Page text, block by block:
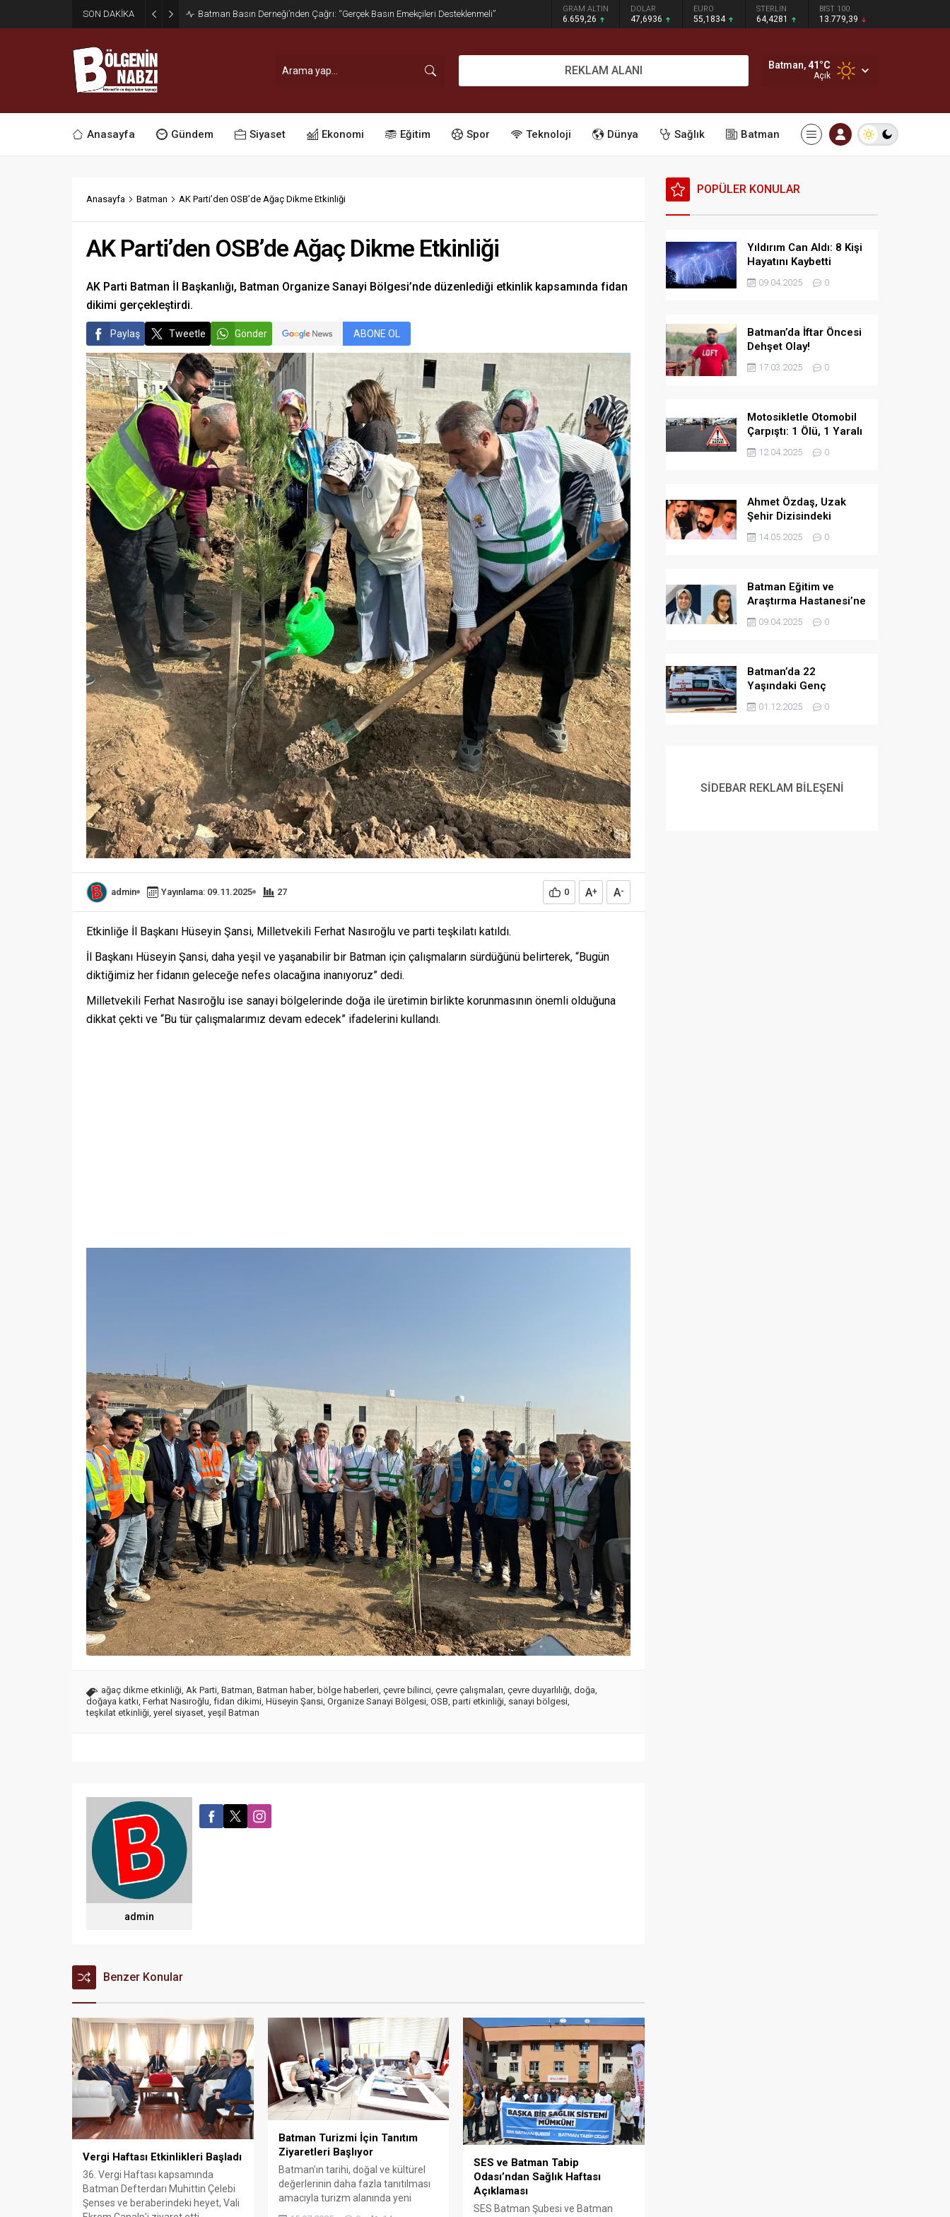
SON DAKİKA Zabıta Ekiplerinden Yol ve Kaldırım İşgaline Geçit Yok! GRAM ALTIN
6.659,26
DOLAR
47,6936
EURO
55,1834
STERLİN
64,4281
BIST 100
13.779,39
REKLAM ALANI Batman,41°C
Açık
Anasayfa Gündem Siyaset Ekonomi Eğitim Spor Teknoloji Dünya Sağlık Batman
Anasayfa Batman AK Parti’den OSB’de Ağaç Dikme Etkinliği
AK Parti’den OSB’de Ağaç Dikme Etkinliği
AK Parti Batman İl Başkanlığı, Batman Organize Sanayi Bölgesi’nde düzenlediği etkinlik kapsamında fidan
dikimi gerçekleştirdi.
Paylaş Tweetle Gönder ABONE OL
admin Yayınlama: 09.11.2025 27 0 A+ A-
Etkinliğe İl Başkanı Hüseyin Şansi, Milletvekili Ferhat Nasıroğlu ve parti teşkilatı katıldı.
İl Başkanı Hüseyin Şansi, daha yeşil ve yaşanabilir bir Batman için çalışmaların sürdüğünü belirterek, “Bugün
diktiğimiz her fidanın geleceğe nefes olacağına inanıyoruz” dedi.
Milletvekili Ferhat Nasıroğlu ise sanayi bölgelerinde doğa ile üretimin birlikte korunmasının önemli olduğuna
dikkat çekti ve “Bu tür çalışmalarımız devam edecek” ifadelerini kullandı.
ağaç dikme etkinliği, Ak Parti, Batman, Batman haber, bölge haberleri, çevre bilinci, çevre çalışmaları, çevre duyarlılığı, doğa,
doğaya katkı, Ferhat Nasıroğlu, fidan dikimi, Hüseyin Şansi, Organize Sanayi Bölgesi, OSB, parti etkinliği, sanayi bölgesi,
teşkilat etkinliği, yerel siyaset, yeşil Batman
admin
Benzer Konular
Vergi Haftası Etkinlikleri Başladı
36. Vergi Haftası kapsamında
Batman Defterdarı Muhittin Çelebi
Şenses ve beraberindeki heyet, Vali
Batman Turizmi İçin Tanıtım
Ziyaretleri Başlıyor
Batman’ın tarihi, doğal ve kültürel
değerlerinin daha fazla tanıtılması
amacıyla turizm alanında yeni
SES ve Batman Tabip
Odası’ndan Sağlık Haftası
Açıklaması
SES Batman Şubesi ve Batman
POPÜLER KONULAR
Yıldırım Can Aldı: 8 Kişi
Hayatını Kaybetti
09.04.2025 0
Batman’da İftar Öncesi
Dehşet Olay!
17.03.2025 0
Motosikletle Otomobil
Çarpıştı: 1 Ölü, 1 Yaralı
12.04.2025 0
Ahmet Özdaş, Uzak
Şehir Dizisindeki
Performansıyla Beğeni
Topladı
14.05.2025 0
Batman Eğitim ve
Araştırma Hastanesi’ne
İki Yeni Uzman Hekim
09.04.2025 0
Batman’da 22
Yaşındaki Genç
Yaşamına Son Verdi
01.12.2025 0
SİDEBAR REKLAM BİLEŞENİ